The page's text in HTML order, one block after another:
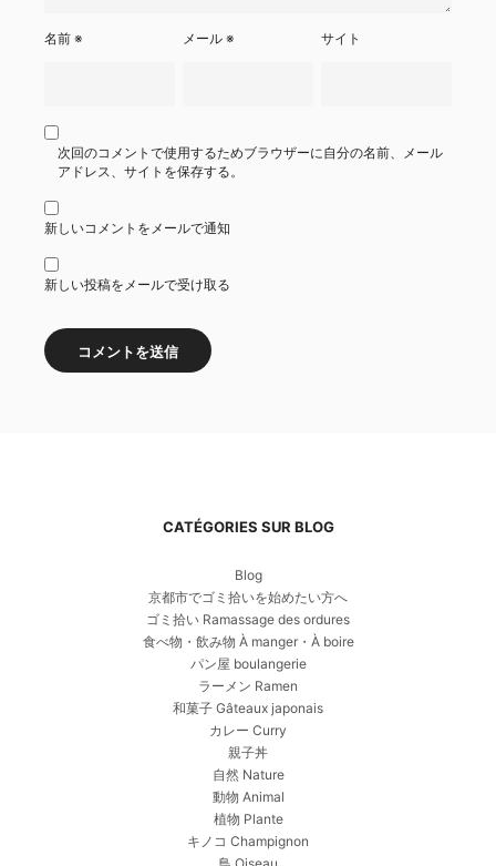
名前 ※ メール※ サイト
次回のコメントで使用するためブラウザーに自分の名前、メール
アドレス、サイトを保存する。
新しいコメントをメールで通知
新しい投稿をメールで受け取る
CATÉGORIES SUR BLOG
Blog
京都市でゴミ拾いを始めたい方へ
ゴミ拾い Ramassage des ordures
食べ物・飲み物 À manger・À boire
パン屋 boulangerie
ラーメン Ramen
和菓子 Gâteaux japonais
カレー Curry
親子丼
自然 Nature
動物 Animal
植物 Plante
キノコ Champignon